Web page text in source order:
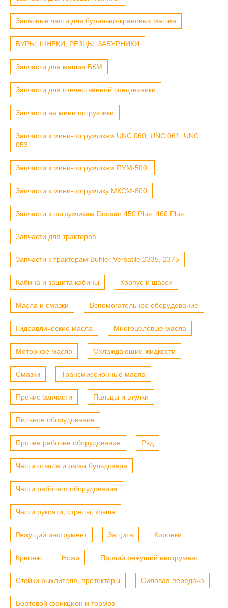
Запасные части для бурильно-крановых машин
БУРЫ, ШНЕКИ, РЕЗЦЫ, ЗАБУРНИКИ
Запчасти для машин БКМ
Запчасти для отечественной спецтехники
Запчасти на мини погрузчики
Запчасти к мини-погрузчикам UNC 060, UNC 061, UNC
053.
Запчасти к мини-погрузчикам ПУМ-500.
Запчасти к мини-погрузчику МКСМ-800
Запчасти к погрузчикам Doosan 450 Plus, 460 Plus
Запчасти для тракторов
Запчасти к тракторам Buhler Versatile 2335, 2375
Кабина и защита кабины Корпус и шасси
Масла и смазки Вспомогательное оборудование
Гидравлические масла Многоцелевые масла
Моторное масло Охлаждающие жидкости
Смазки Трансмиссионные масла
Прочие запчасти Пальцы и втулки
Пильное оборудование
Прочее рабочее оборудование Рвд
Части отвала и рамы бульдозера
Части рабочего оборудования
Части рукояти, стрелы, ковша
Режущий инструмент Защита Коронки
Крепеж Ножи Прочий режущий инструмент
Стойки рыхлителя, протекторы Силовая передача
Бортовой фрикцион и тормоз